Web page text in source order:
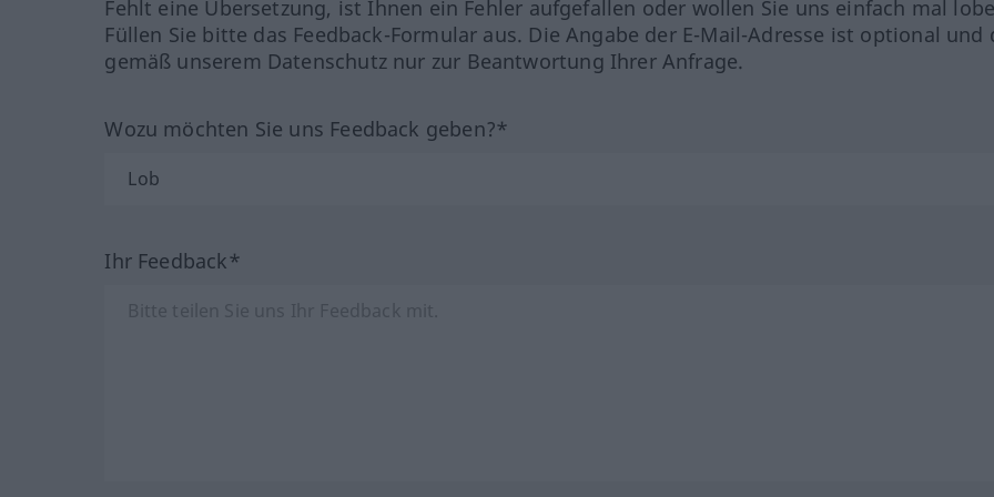
Fehlt eine Übersetzung, ist Ihnen ein Fehler aufgefallen oder wollen Sie uns einfach mal
Füllen Sie bitte das Feedback-Formular aus. Die Angabe der E-Mail-Adresse ist optional und
gemäß unserem Datenschutz nur zur Beantwortung Ihrer Anfrage.
Wozu möchten Sie uns Feedback geben?*
Ihr Feedback*